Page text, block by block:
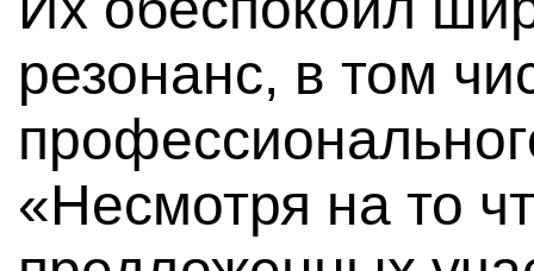
резонанс, в том
«Несмотря на то